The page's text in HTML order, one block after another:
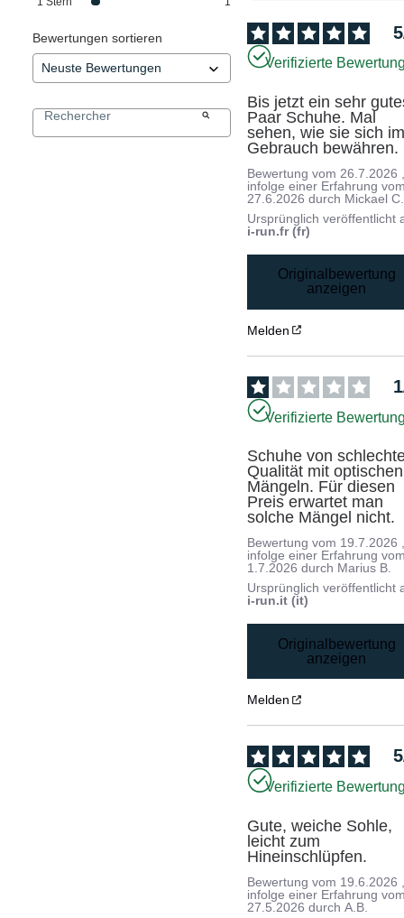
Bewertungen sortieren 5
Verifizierte
Bis jetzt ein sehr
Paar Schuhe. Mal
sehen, wie sie sich
Gebrauch bewähren.
Bewertung vom 26.7.2026
infolge einer Erfahrung
27.6.2026 durch Mickael C.
Ursprünglich veröffentlicht
i-run.fr (fr)
Originalbewertung
anzeigen
Melden
1
Verifizierte
Schuhe von
Qualität mit optischen
Mängeln. Für diesen
Preis erwartet man
solche Mängel nicht.
Bewertung vom 19.7.2026
infolge einer Erfahrung
1.7.2026 durch Marius B.
Ursprünglich veröffentlicht
i-run.it (it)
Originalbewertung
anzeigen
Melden
5
Verifizierte
Gute, weiche Sohle,
leicht zum
Hineinschlüpfen.
Bewertung vom 19.6.2026
infolge einer Erfahrung
27.5.2026 durchA.B.